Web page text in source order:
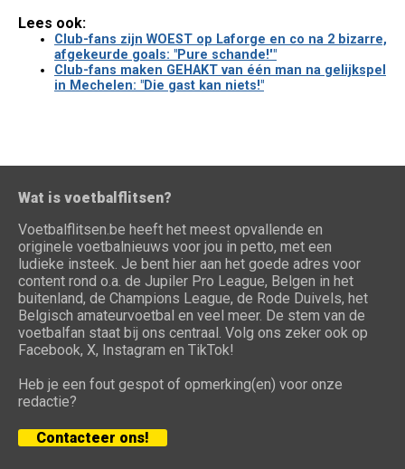
Lees ook:
Club-fans zijn WOEST op Laforge en co na 2 bizarre,
afgekeurde goals: "Pure schande!'"
Club-fans maken GEHAKT van één man na gelijkspel
in Mechelen: "Die gast kan niets!"
Wat is voetbalflitsen?
Voetbalflitsen.be heeft het meest opvallende en
originele voetbalnieuws voor jou in petto, met een
ludieke insteek. Je bent hier aan het goede adres voor
content rond o.a. de Jupiler Pro League, Belgen in het
buitenland, de Champions League, de Rode Duivels, het
Belgisch amateurvoetbal en veel meer. De stem van de
voetbalfan staat bij ons centraal. Volg ons zeker ook op
Facebook, X, Instagram en TikTok!
Heb je een fout gespot of opmerking(en) voor onze
redactie?
Contacteer ons!